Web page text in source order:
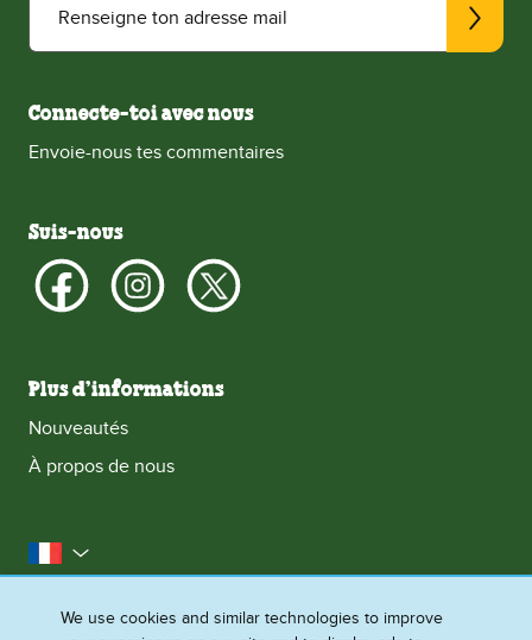
Renseigne ton adresse mail
Connecte-toi avec nous
Envoie-nous tes commentaires
Suis-nous
Plus d’informations
Nouveautés
À propos de nous
la France
Accessibilité
Contactez-nous
Mentions Légales
We use cookies and similar technologies to improve